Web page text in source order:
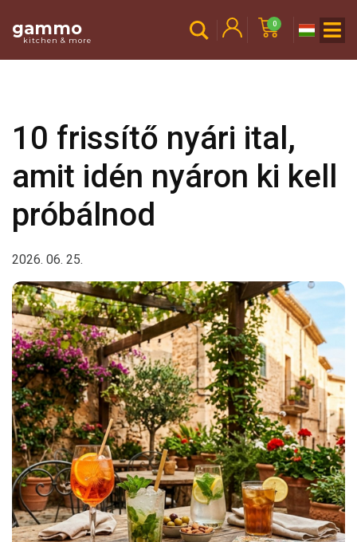
gammo
kitchen & more
0
10 frissítő nyári ital,
amit idén nyáron ki kell
próbálnod
2026. 06. 25.